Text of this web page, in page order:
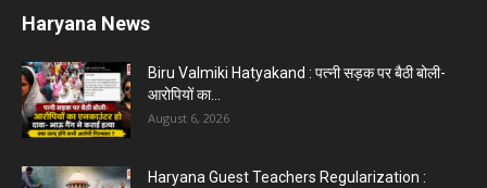
Haryana News
Biru Valmiki Hatyakand : पत्नी सड़क पर बैठी बोली-
आरोपियों का...
August 6, 2026
Haryana Guest Teachers Regularization :